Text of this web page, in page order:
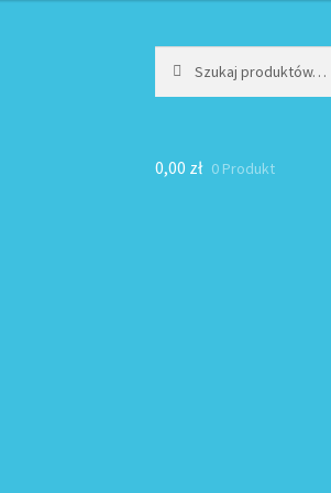
0,00 zł 0 Produkt